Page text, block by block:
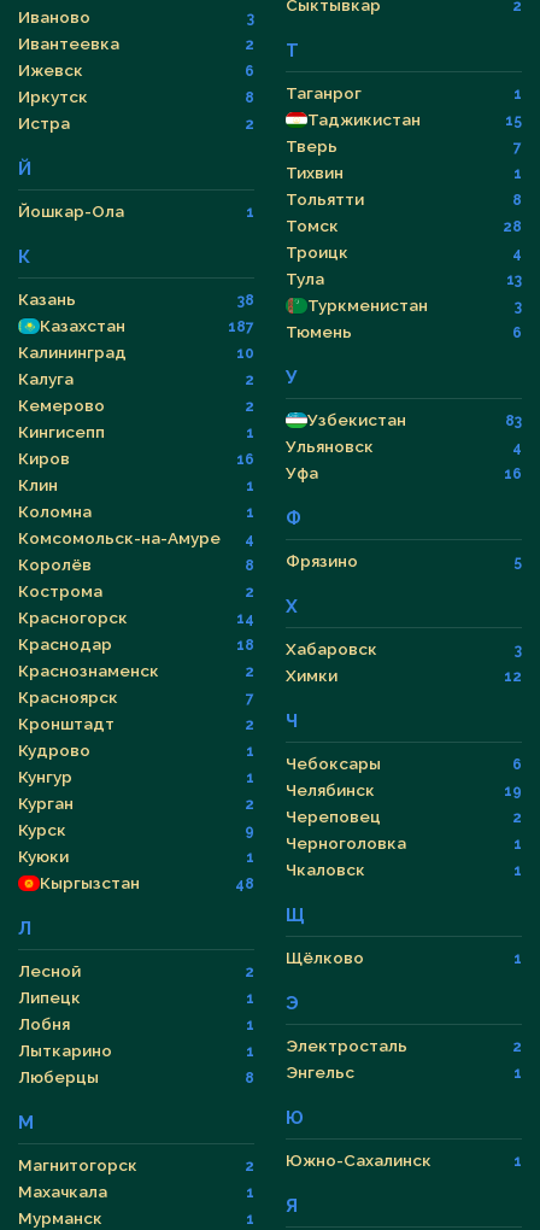
Иваново 3
Ивантеевка 2
Ижевск 6
Иркутск 8
Истра 2
Й
Йошкар-Ола 1
К
Казань 38
Казахстан 187
Калининград 10
Калуга 2
Кемерово 2
Кингисепп 1
Киров 16
Клин 1
Коломна 1
Комсомольск-на-Амуре 4
Королёв 8
Кострома 2
Красногорск 14
Краснодар 18
Краснознаменск 2
Красноярск 7
Кронштадт 2
Кудрово 1
Кунгур 1
Курган 2
Курск 9
Куюки 1
Кыргызстан 48
Л
Лесной 2
Липецк 1
Лобня 1
Лыткарино 1
Люберцы 8
М
Магнитогорск 2
Махачкала 1
Мурманск 1
Сыктывкар 2
Т
Таганрог 1
Таджикистан 15
Тверь 7
Тихвин 1
Тольятти 8
Томск 28
Троицк 4
Тула 13
Туркменистан 3
Тюмень 6
У
Узбекистан 83
Ульяновск 4
Уфа 16
Ф
Фрязино 5
Х
Хабаровск 3
Химки 12
Ч
Чебоксары 6
Челябинск 19
Череповец 2
Черноголовка 1
Чкаловск 1
Щ
Щёлково 1
Э
Электросталь 2
Энгельс 1
Ю
Южно-Сахалинск 1
Я